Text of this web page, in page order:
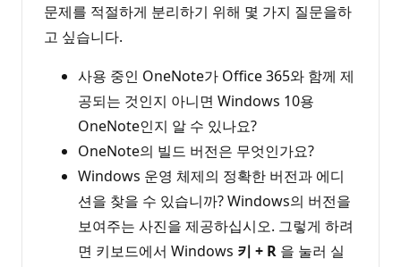
문제를 적절하게 분리하기 위해 몇 가지 질문을하
고 싶습니다.
사용 중인 OneNote가 Office 365와 함께 제
공되는 것인지 아니면 Windows 10용
OneNote인지 알 수 있나요?
OneNote의 빌드 버전은 무엇인가요?
Windows 운영 체제의 정확한 버전과 에디
션을 찾을 수 있습니까? Windows의 버전을
보여주는 사진을 제공하십시오. 그렇게 하려
면 키보드에서 Windows 키 + R 을 눌러 실